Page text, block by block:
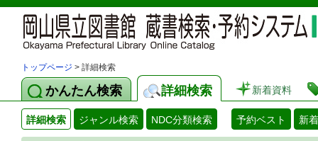
トップページ > 詳細検索
かんたん検索 詳細検索 新着資料
詳細検索 ジャンル検索 NDC分類検索 予約ベスト 新